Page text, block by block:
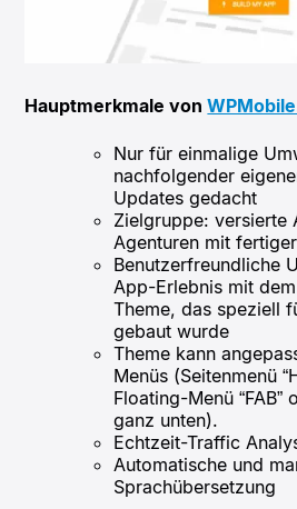
Hauptmerkmale von
Nur für einmalige
nachfolgender
Updates gedacht
Zielgruppe: versierte
Agenturen mit
Benutzerfreundliche
App-Erlebnis mit
Theme, das speziell
gebaut wurde
Theme kann
Menüs (Seitenmenü
Floating-Menü
ganz unten).
Echtzeit-Traffic
Automatische und
Sprachübersetzung